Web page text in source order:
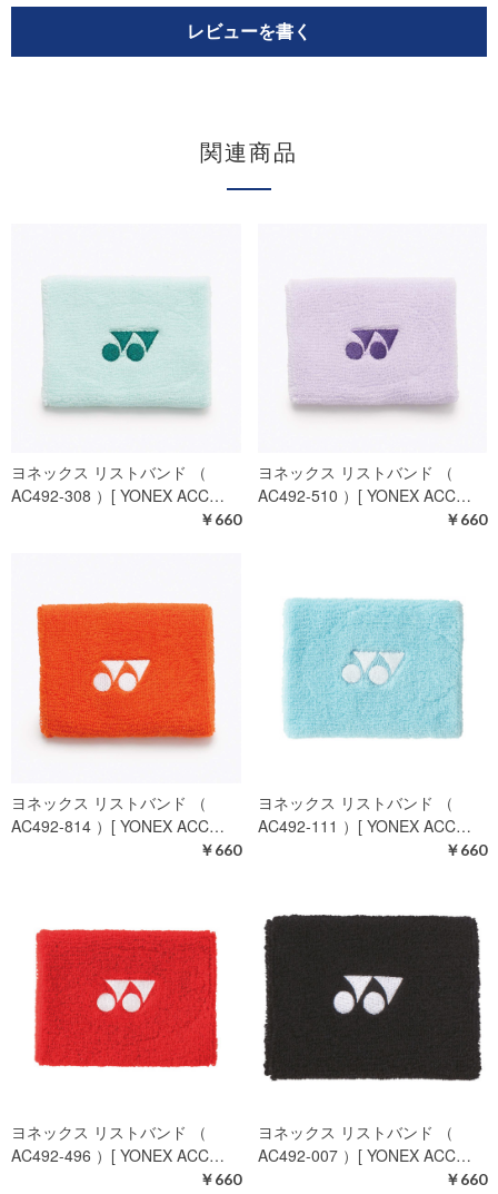
レビューを書く
関連商品
ヨネックス リストバンド （
AC492-308 ）[ YONEX ACC…
￥660
ヨネックス リストバンド （
AC492-510 ）[ YONEX ACC…
￥660
ヨネックス リストバンド （
AC492-814 ）[ YONEX ACC…
￥660
ヨネックス リストバンド （
AC492-111 ）[ YONEX ACC…
￥660
ヨネックス リストバンド （
AC492-496 ）[ YONEX ACC…
￥660
ヨネックス リストバンド （
AC492-007 ）[ YONEX ACC…
￥660